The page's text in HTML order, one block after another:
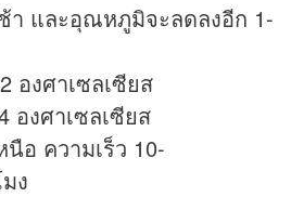
า และอุณหภูมิจะลดลงอีก 1-
องศาเซลเซียส
องศาเซลเซียส
อ ความเร็ว 10-
ง